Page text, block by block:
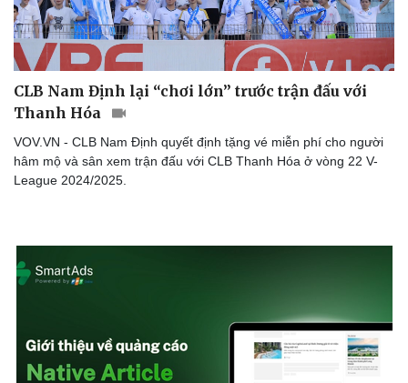
Doanh nghiệp
Thông tin doanh nghiệp
Doanh nhân
Vì cộng đồng
Công nghệ
Trải nghiệm
Chuyển đổi số
CLB Nam Định lại “chơi lớn” trước trận đấu với
Thanh Hóa
VOV.VN - CLB Nam Định quyết định tặng vé miễn phí cho người
hâm mộ và sân xem trận đấu với CLB Thanh Hóa ở vòng 22 V-
League 2024/2025.